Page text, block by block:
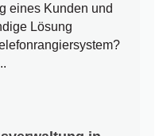
eines Kunden und
Lösung